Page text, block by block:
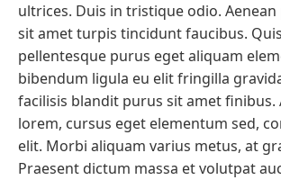
ultrices. Duis in tristique odio.
sit amet turpis tincidunt faucibus.
pellentesque purus eget aliquam
bibendum ligula eu elit fringilla
facilisis blandit purus sit amet finibus.
lorem, cursus eget elementum sed,
elit. Morbi aliquam varius metus, at
Praesent dictum massa et volutpat